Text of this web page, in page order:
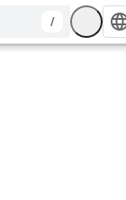
/